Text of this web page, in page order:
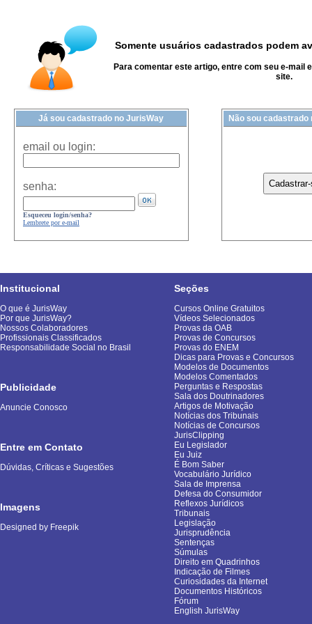
Somente usuários cadastrados podem
Para comentar este artigo, entre com seu e-mail
site.
Já sou cadastrado no JurisWay
email ou login:
senha:
Esqueceu login/senha?
Lembrete por e-mail
Não sou cadastrado
Institucional
O que é JurisWay
Por que JurisWay?
Nossos Colaboradores
Profissionais Classificados
Responsabilidade Social no Brasil
Publicidade
Anuncie Conosco
Entre em Contato
Dúvidas, Críticas e Sugestões
Imagens
Designed by Freepik
Seções
Cursos Online Gratuitos
Vídeos Selecionados
Provas da OAB
Provas de Concursos
Provas do ENEM
Dicas para Provas e Concursos
Modelos de Documentos
Modelos Comentados
Perguntas e Respostas
Sala dos Doutrinadores
Artigos de Motivação
Notícias dos Tribunais
Notícias de Concursos
JurisClipping
Eu Legislador
Eu Juiz
É Bom Saber
Vocabulário Jurídico
Sala de Imprensa
Defesa do Consumidor
Reflexos Jurídicos
Tribunais
Legislação
Jurisprudência
Sentenças
Súmulas
Direito em Quadrinhos
Indicação de Filmes
Curiosidades da Internet
Documentos Históricos
Fórum
English JurisWay